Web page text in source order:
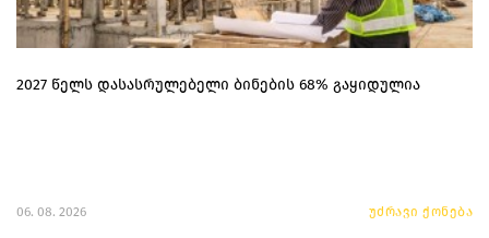
2027 წელს დასასრულებელი ბინების 68% გაყიდულია
06. 08. 2026 უძრავი ქონება